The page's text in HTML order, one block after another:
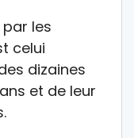
les
celui
dizaines
et de leur